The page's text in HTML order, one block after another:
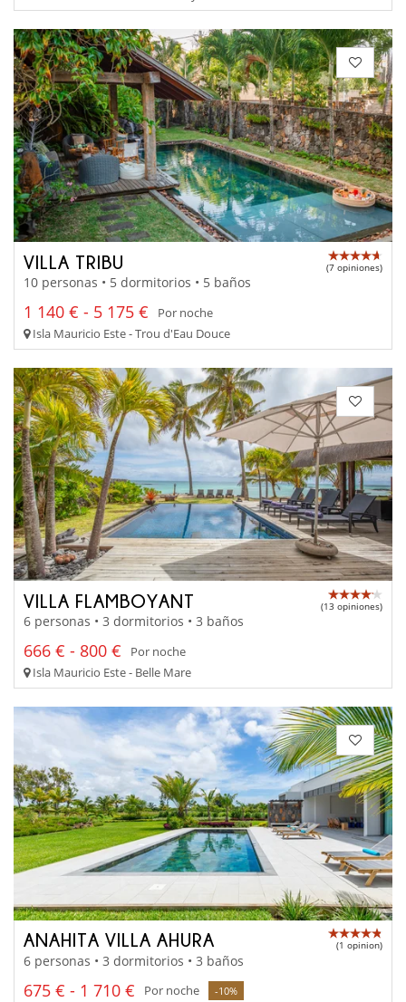
VILLA TRIBU (7 opiniones)
10 personas • 5 dormitorios • 5 baños
1 140 € - 5 175 €
Por noche
Isla Mauricio Este - Trou d'Eau Douce
VILLA FLAMBOYANT (13 opiniones)
6 personas • 3 dormitorios • 3 baños
666 € - 800 €
Por noche
Isla Mauricio Este - Belle Mare
ANAHITA VILLA AHURA (1 opinion)
6 personas • 3 dormitorios • 3 baños
675 € - 1 710 € Por noche -10%